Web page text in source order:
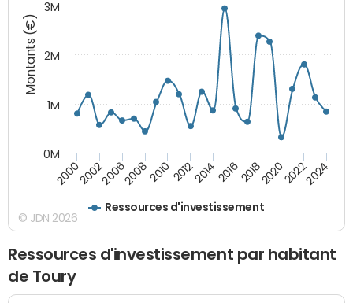
Montants (€)
Ressources d'investissement
20002002200620082010 2012201420162018202020222024
0M
1M
2M
3M
© JDN 2026
Ressources d'investissement par habitant
de Toury